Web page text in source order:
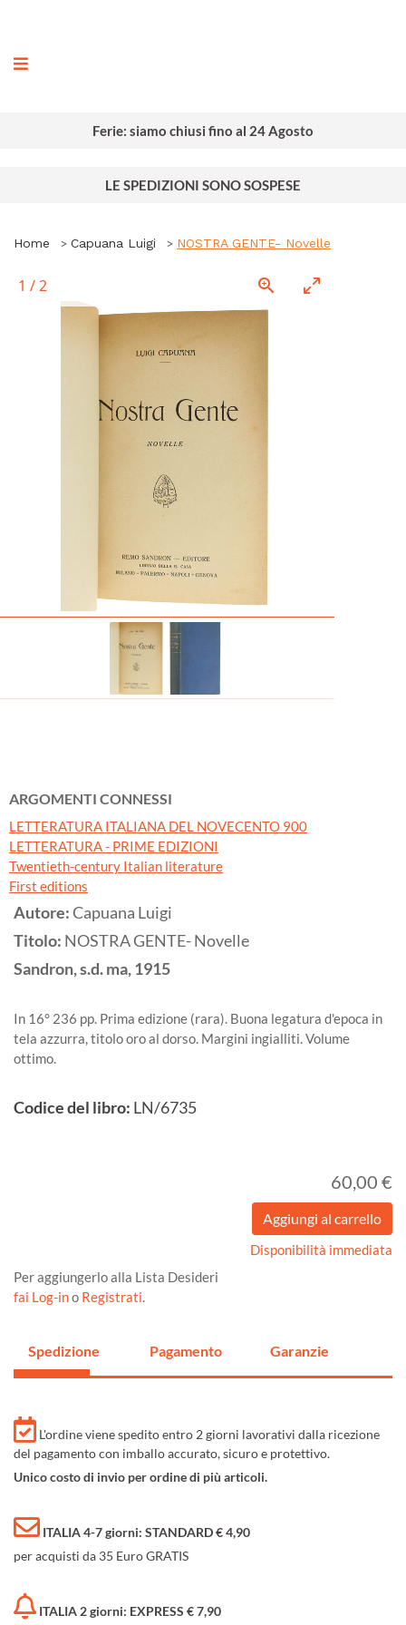
Ferie: siamo chiusi fino al 24 Agosto
LE SPEDIZIONI SONO SOSPESE
Home Capuana Luigi NOSTRA GENTE- Novelle
1 /2
ARGOMENTI CONNESSI
LETTERATURA ITALIANA DEL NOVECENTO 900
LETTERATURA - PRIME EDIZIONI
Twentieth-century Italian literature
First editions
Autore:Capuana Luigi
Titolo: NOSTRA GENTE- Novelle
Sandron, s.d. ma,1915
In 16° 236 pp. Prima edizione (rara). Buona legatura d'epoca in
tela azzurra, titolo oro al dorso. Margini ingialliti. Volume
ottimo.
Codice del libro: LN/6735
60,00 €
Disponibilità immediata
Per aggiungerlo alla Lista Desideri
fai Log-ino Registrati.
Spedizione Pagamento Garanzie
L'ordine viene spedito entro 2 giorni lavorativi dalla ricezione
del pagamento con imballo accurato, sicuro e protettivo.
Unico costo di invio per ordine di più articoli.
ITALIA 4-7 giorni: STANDARD € 4,90
per acquisti da 35 Euro GRATIS
ITALIA 2 giorni: EXPRESS € 7,90